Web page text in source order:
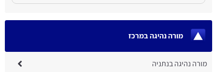
מורה נהיגה במרכז
מורה נהיגה בנתניה